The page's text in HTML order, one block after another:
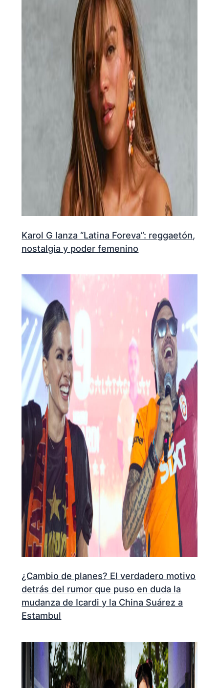
Karol G lanza “Latina Foreva”: reggaetón,
nostalgia y poder femenino
¿Cambio de planes? El verdadero motivo
detrás del rumor que puso en duda la
mudanza de Icardi y la China Suárez a
Estambul